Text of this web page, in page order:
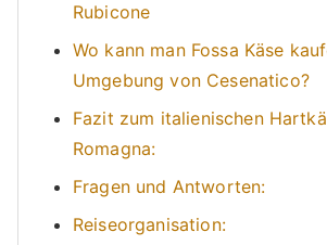
Rubicone
Wo kann man Fossa Käse
Umgebung von Cesenatico?
Fazit zum italienischen
Romagna:
Fragen und Antworten:
Reiseorganisation: